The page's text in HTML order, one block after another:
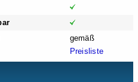
gemäß
Preisliste